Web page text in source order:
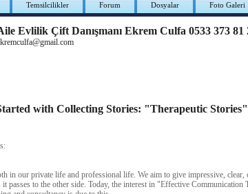
Temsilcilikler Forum Dosyalar Foto Galeri
Evlilik Çift Danışmanı Ekrem Culfa 0533 373 81
with Collecting Stories: "Therapeutic Stories"
in our private life and professional life. We aim to give impressive, clear,
it passes to the other side. Today, the interest in "Effective Communication